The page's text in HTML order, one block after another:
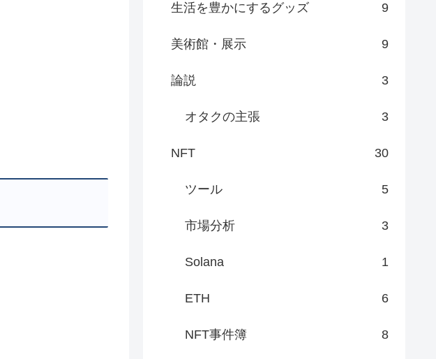
生活を豊かにするグッズ 9
美術館・展示 9
論説 3
オタクの主張 3
NFT 30
ツール 5
市場分析 3
Solana 1
ETH 6
NFT事件簿 8